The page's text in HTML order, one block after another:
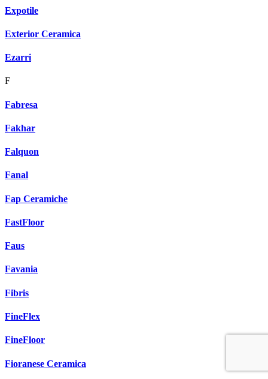
Expotile
Exterior Ceramica
Ezarri
F
Fabresa
Fakhar
Falquon
Fanal
Fap Ceramiche
FastFloor
Faus
Favania
Fibris
FineFlex
FineFloor
Fioranese Ceramica